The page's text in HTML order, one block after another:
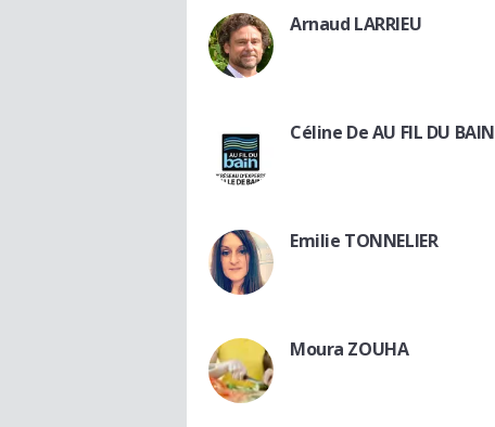
Arnaud LARRIEU
Céline De AU FIL DU BAIN
Emilie TONNELIER
Moura ZOUHA